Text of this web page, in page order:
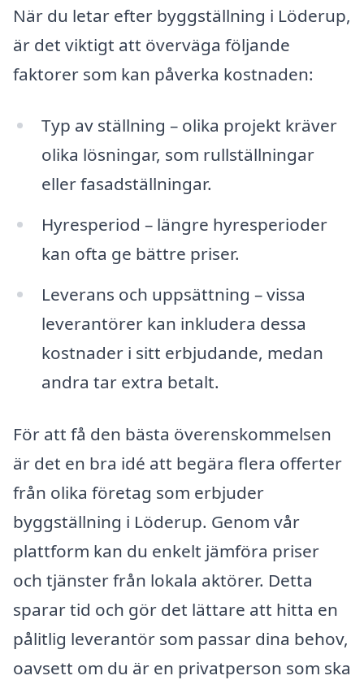
När du letar efter byggställning i Löderup,
är det viktigt att överväga följande
faktorer som kan påverka kostnaden:
Typ av ställning – olika projekt kräver
olika lösningar, som rullställningar
eller fasadställningar.
Hyresperiod – längre hyresperioder
kan ofta ge bättre priser.
Leverans och uppsättning – vissa
leverantörer kan inkludera dessa
kostnader i sitt erbjudande, medan
andra tar extra betalt.
För att få den bästa överenskommelsen
är det en bra idé att begära flera offerter
från olika företag som erbjuder
byggställning i Löderup. Genom vår
plattform kan du enkelt jämföra priser
och tjänster från lokala aktörer. Detta
sparar tid och gör det lättare att hitta en
pålitlig leverantör som passar dina behov,
oavsett om du är en privatperson som ska